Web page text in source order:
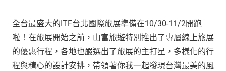
全台最盛大的ITF台北國際旅展準備在10/30-11/2開跑
啦！在旅展開始之前，山富旅遊特別推出了專屬線上旅展
的優惠行程，各地也嚴選出了旅展的主打星，多樣化的行
程與精心的設計安排，帶領著你我一起發現台灣最美的風